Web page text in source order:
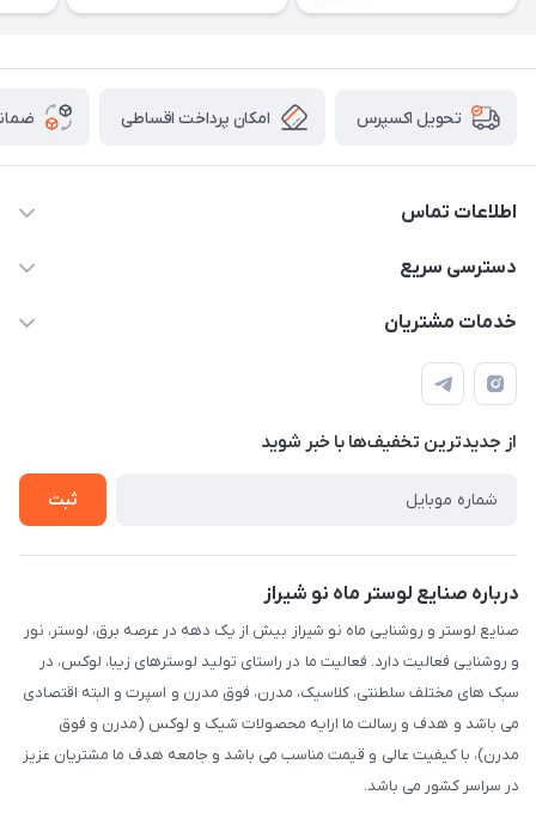
تحویل اکسپرس امکان پرداخت اقساطی
اطلاعات تماس
09171115348
طبقه همکف واحد 131
دسترسی سریع
مجله فروشگاه
درباره ما
تماس با ما
خدمات مشتریان
قوانین و مقررات
حریم خصوصی
راهنما
از جدید‌ترین تخفیف‌ها با‌ خبر شوید
ثبت
درباره صنایع لوستر ماه نو شیراز
صنایع لوستر و روشنایی ماه نو شیراز بیش از یک دهه در عرصه برق، لوستر، نور
و روشنایی فعالیت دارد. فعالیت ما در راستای تولید لوسترهای زیبا، لوکس، در
سبک های مختلف سلطنتی، کلاسیک، مدرن، فوق مدرن و اسپرت و البته اقتصادی
می باشد و هدف و رسالت ما ارایه محصولات شیک و لوکس (مدرن و فوق
مدرن)، با کیفیت عالی و قیمت مناسب می باشد و جامعه هدف ما مشتریان عزیز
در سراسر کشور می باشد.